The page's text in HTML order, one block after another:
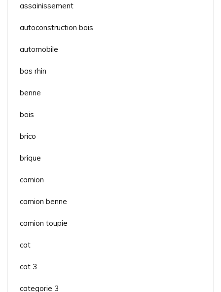
assainissement
autoconstruction bois
automobile
bas rhin
benne
bois
brico
brique
camion
camion benne
camion toupie
cat
cat 3
categorie 3